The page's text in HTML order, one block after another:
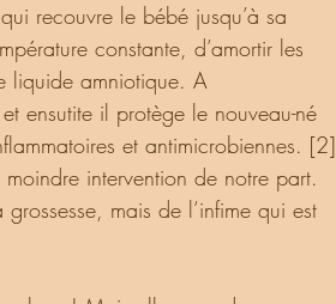
recouvre le bébé jusqu’à sa
constante, d’amortir les
liquide amniotique. A
ensutite il protège le nouveau-né
et antimicrobiennes. [2]
intervention de notre part.
mais de l’infime qui est